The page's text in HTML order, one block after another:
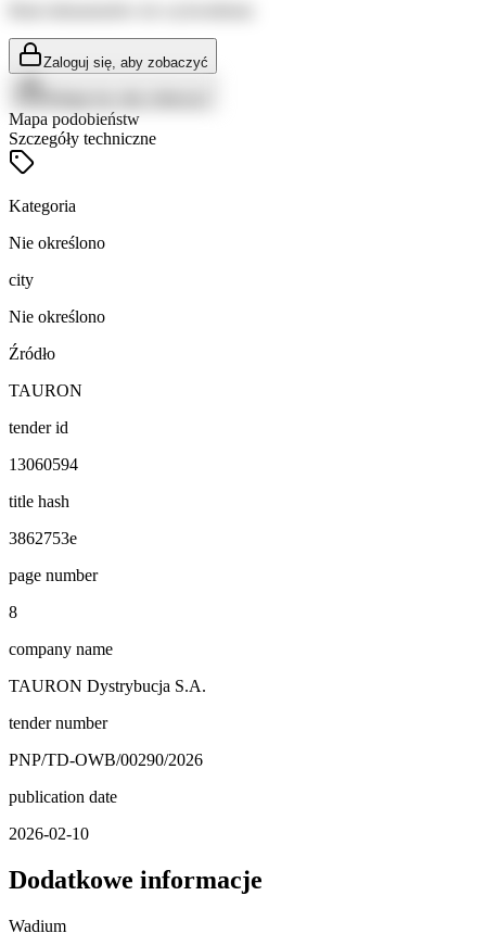
Zaloguj się, aby zobaczyć
Mapa podobieństw
Szczegóły techniczne
Kategoria
Nie określono
city
Nie określono
Źródło
TAURON
tender id
13060594
title hash
3862753e
page number
8
company name
TAURON Dystrybucja S.A.
tender number
PNP/TD-OWB/00290/2026
publication date
2026-02-10
Dodatkowe informacje
Wadium